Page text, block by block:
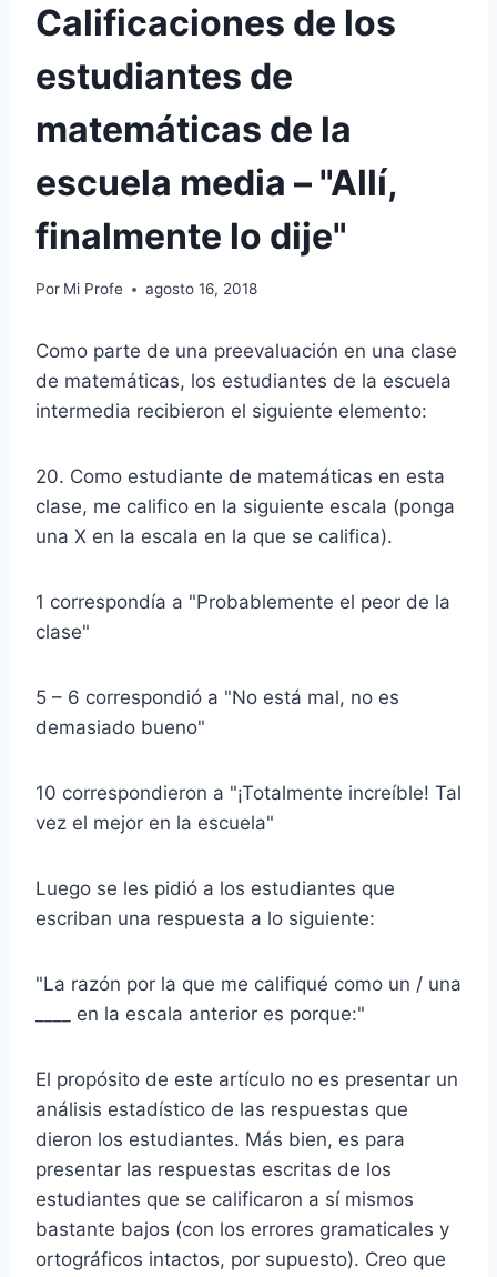
Calificaciones de los
estudiantes de
matemáticas de la
escuela media – "Allí,
finalmente lo dije"
Por Mi Profe agosto 16, 2018
Como parte de una preevaluación en una clase
de matemáticas, los estudiantes de la escuela
intermedia recibieron el siguiente elemento:
20. Como estudiante de matemáticas en esta
clase, me califico en la siguiente escala (ponga
una X en la escala en la que se califica).
1 correspondía a "Probablemente el peor de la
clase"
5 – 6 correspondió a "No está mal, no es
demasiado bueno"
10 correspondieron a "¡Totalmente increíble! Tal
vez el mejor en la escuela"
Luego se les pidió a los estudiantes que
escriban una respuesta a lo siguiente:
"La razón por la que me califiqué como un / una
____ en la escala anterior es porque:"
El propósito de este artículo no es presentar un
análisis estadístico de las respuestas que
dieron los estudiantes. Más bien, es para
presentar las respuestas escritas de los
estudiantes que se calificaron a sí mismos
bastante bajos (con los errores gramaticales y
ortográficos intactos, por supuesto). Creo que